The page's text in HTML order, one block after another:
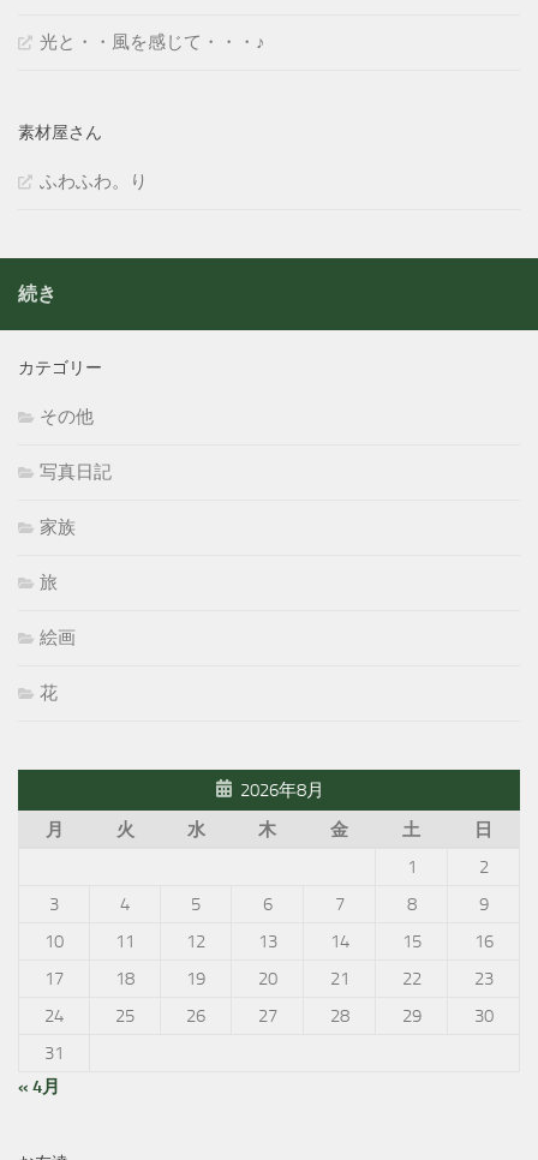
光と・・風を感じて・・・♪
素材屋さん
ふわふわ。り
続き
カテゴリー
その他
写真日記
家族
旅
絵画
花
2026年8月
月
火 水 木 金 土
日
1
2
3
4 5 6 7 8
9
10
11 12 13 14 15
16
17
18 19 20 21 22
23
24
25 26 27 28 29
30
31
« 4月